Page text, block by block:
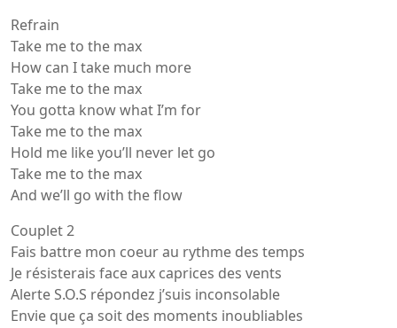
Refrain
Take me to the max
How can I take much more
Take me to the max
You gotta know what I’m for
Take me to the max
Hold me like you’ll never let go
Take me to the max
And we’ll go with the flow
Couplet 2
Fais battre mon coeur au rythme des temps
Je résisterais face aux caprices des vents
Alerte S.O.S répondez j’suis inconsolable
Envie que ça soit des moments inoubliables